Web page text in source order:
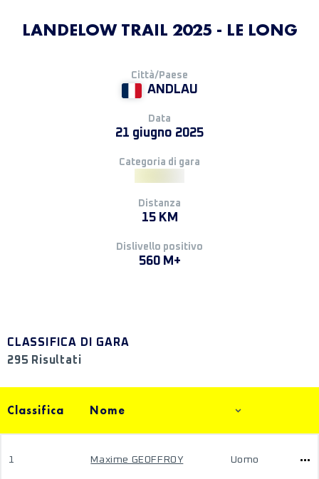
LANDELOW TRAIL 2025 - LE LONG
Città/Paese
ANDLAU
Data
21 giugno 2025
Categoria di gara
Distanza
15 KM
Dislivello positivo
560 M+
CLASSIFICA DI GARA
295 Risultati
Classifica Nome
1 Maxime GEOFFROY Uomo